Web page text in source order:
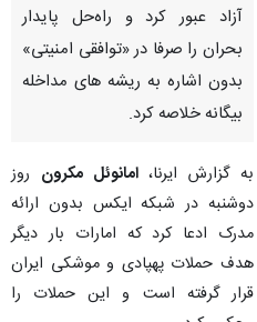
آزاد عبور کرد و راه‌حل پایدار
بحران را صرفا در «توافقی امنیتی»
بدون اشاره به ریشه‌ های مداخله
بیگانه خلاصه کرد.
به گزارش ایرنا،امانوئل مکرون روز
دوشنبه در شبکه ایکس بدون ارائه
مدرک ادعا کرد که امارات بار دیگر
هدف حملات پهپادی و موشکی ایران
قرار گرفته است و این حملات را